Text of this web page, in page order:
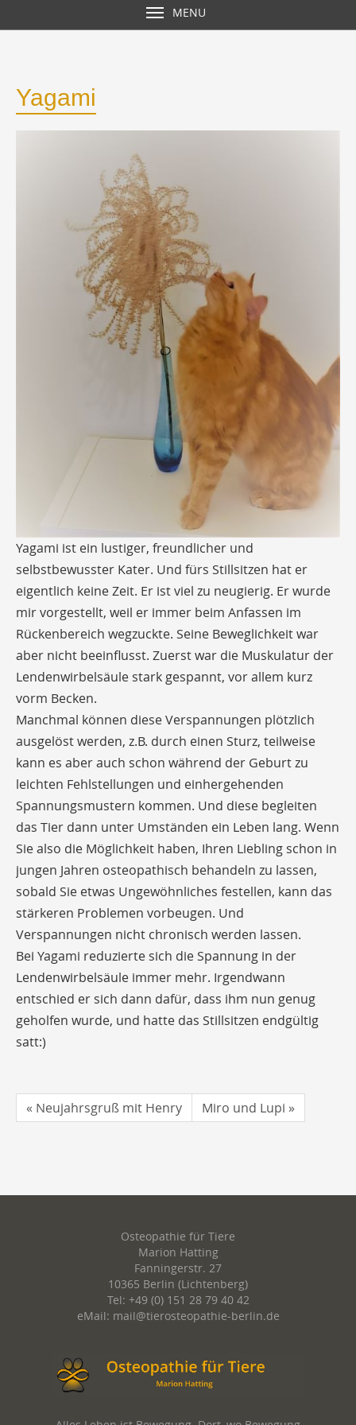
MENU
Yagami
Yagami ist ein lustiger, freundlicher und
selbstbewusster Kater. Und fürs Stillsitzen hat er
eigentlich keine Zeit. Er ist viel zu neugierig. Er wurde
mir vorgestellt, weil er immer beim Anfassen im
Rückenbereich wegzuckte. Seine Beweglichkeit war
aber nicht beeinflusst. Zuerst war die Muskulatur der
Lendenwirbelsäule stark gespannt, vor allem kurz
vorm Becken.
Manchmal können diese Verspannungen plötzlich
ausgelöst werden, z.B. durch einen Sturz, teilweise
kann es aber auch schon während der Geburt zu
leichten Fehlstellungen und einhergehenden
Spannungsmustern kommen. Und diese begleiten
das Tier dann unter Umständen ein Leben lang. Wenn
Sie also die Möglichkeit haben, Ihren Liebling schon in
jungen Jahren osteopathisch behandeln zu lassen,
sobald Sie etwas Ungewöhnliches festellen, kann das
stärkeren Problemen vorbeugen. Und
Verspannungen nicht chronisch werden lassen.
Bei Yagami reduzierte sich die Spannung in der
Lendenwirbelsäule immer mehr. Irgendwann
entschied er sich dann dafür, dass ihm nun genug
geholfen wurde, und hatte das Stillsitzen endgültig
satt:)
« Neujahrsgruß mit Henry Miro und Lupi »
Osteopathie für Tiere
Marion Hatting
Fanningerstr. 27
10365 Berlin (Lichtenberg)
Tel: +49 (0) 151 28 79 40 42
eMail: mail@tierosteopathie-berlin.de